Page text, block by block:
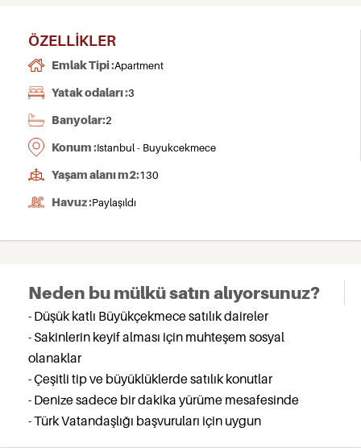
ÖZELLIKLER
Emlak Tipi :Apartment
Yatak odaları :3
Banyolar:2
Konum :Istanbul - Buyukcekmece
Yaşam alanı m2:130
Havuz :Paylaşıldı
Neden bu mülkü satın alıyorsunuz?
- Düşük katlı Büyükçekmece satılık daireler
- Sakinlerin keyif alması için muhteşem sosyal
olanaklar
- Çeşitli tip ve büyüklüklerde satılık konutlar
- Denize sadece bir dakika yürüme mesafesinde
- Türk Vatandaşlığı başvuruları için uygun